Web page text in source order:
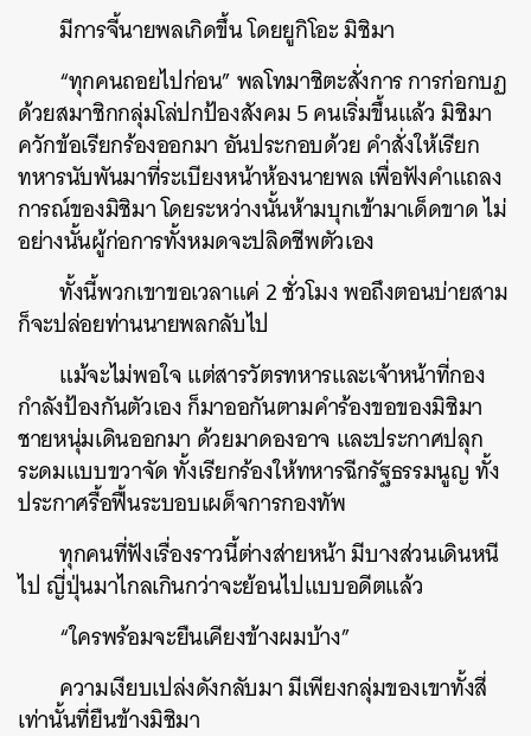
มีการจี้นายพลเกิดขึ้น โดยยูกิโอะ มิชิมา
“ทุกคนถอยไปก่อน” พลโทมาชิตะสั่งการ การก่อกบฏ
ด้วยสมาชิกกลุ่มโล่ปกป้องสังคม 5 คนเริ่มขึ้นแล้ว มิชิมา
ควักข้อเรียกร้องออกมา อันประกอบด้วย คำสั่งให้เรียก
ทหารนับพันมาที่ระเบียงหน้าห้องนายพล เพื่อฟังคำแถลง
การณ์ของมิชิมา โดยระหว่างนั้นห้ามบุกเข้ามาเด็ดขาด ไม่
อย่างนั้นผู้ก่อการทั้งหมดจะปลิดชีพตัวเอง
ทั้งนี้พวกเขาขอเวลาแค่ 2 ชั่วโมง พอถึงตอนบ่ายสาม
ก็จะปล่อยท่านนายพลกลับไป
แม้จะไม่พอใจ แต่สารวัตรทหารและเจ้าหน้าที่กอง
กำลังป้องกันตัวเอง ก็มาออกันตามคำร้องขอของมิชิมา
ชายหนุ่มเดินออกมา ด้วยมาดองอาจ และประกาศปลุก
ระดมแบบขวาจัด ทั้งเรียกร้องให้ทหารฉีกรัฐธรรมนูญ ทั้ง
ประกาศรื้อฟื้นระบอบเผด็จการกองทัพ
ทุกคนที่ฟังเรื่องราวนี้ต่างส่ายหน้า มีบางส่วนเดินหนี
ไป ญี่ปุ่นมาไกลเกินกว่าจะย้อนไปแบบอดีตแล้ว
“ใครพร้อมจะยืนเคียงข้างผมบ้าง”
ความเงียบเปล่งดังกลับมา มีเพียงกลุ่มของเขาทั้งสี่
เท่านั้นที่ยืนข้างมิชิมา